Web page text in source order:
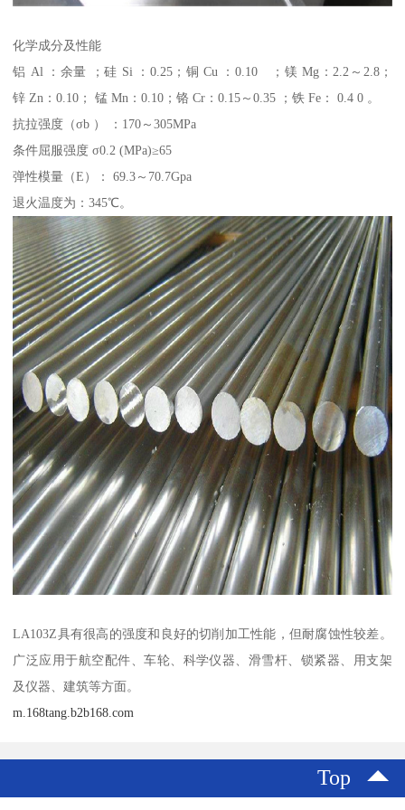
化学成分及性能
铝 Al ：余量 ；硅 Si ：0.25；铜 Cu ：0.10 ；镁 Mg：2.2～2.8；
锌 Zn：0.10； 锰 Mn：0.10；铬 Cr：0.15～0.35 ；铁 Fe： 0.4 0 。
抗拉强度（σb ） ：170～305MPa
条件屈服强度 σ0.2 (MPa)≥65
弹性模量（E）： 69.3～70.7Gpa
退火温度为：345℃。
LA103Z具有很高的强度和良好的切削加工性能，但耐腐蚀性较差。
广泛应用于航空配件、车轮、科学仪器、滑雪杆、锁紧器、用支架
及仪器、建筑等方面。
m.168tang.b2b168.com
Top